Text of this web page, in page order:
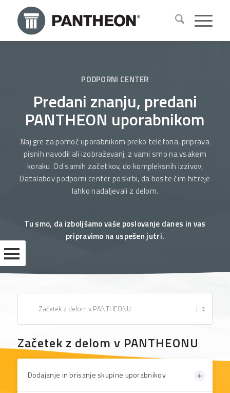
PODPORNI CENTER
Predani znanju, predani
PANTHEON uporabnikom
Naj gre za pomoč uporabnikom preko telefona, priprava
pisnih navodil ali izobraževanj, z vami smo na vsakem
koraku. Od samih začetkov, do kompleksnih izzivov,
Datalabov podporni center poskrbi, da boste čim hitreje
lahko nadaljevali z delom.
Tu smo, da izboljšamo vaše poslovanje danes in vas
pripravimo na uspešen jutri.
VPRAŠANJA
GRADIVA
Začetek z delom v PANTHEONU
Dodajanje in brisanje skupine uporabnikov